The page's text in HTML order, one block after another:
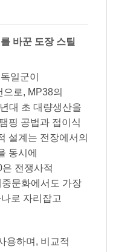
바꾼 도장 스틸
일군이
로, MP38의
대 초 대량생산을
핑 공법과 접이식
설계는 전장에서의
동시에
전쟁사적
문화에서도 가장
로 자리잡고
용하며, 비교적